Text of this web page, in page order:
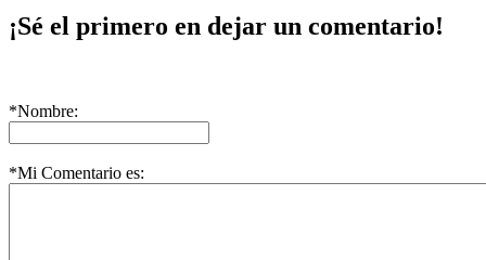
¡Sé el primero en dejar un comentario!
*Nombre:
*Mi Comentario es: